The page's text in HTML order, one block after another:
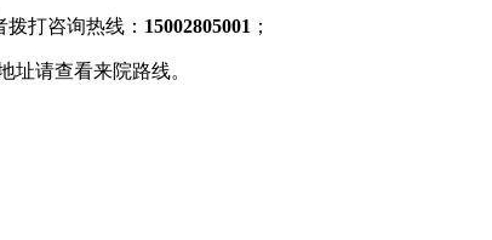
打咨询热线： 15002805001 ；
址请查看来院路线。